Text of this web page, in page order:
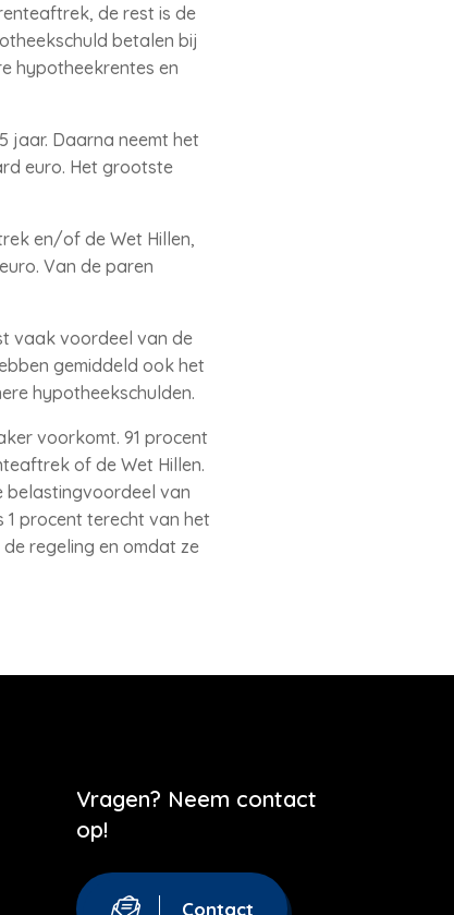
de rest is de
betalen bij
hypotheekrentes en
jaar. Daarna neemt het
euro. Het grootste
en/of de Wet Hillen,
Van de paren
vaak voordeel van de
gemiddeld ook het
hypotheekschulden.
voorkomt. 91 procent
of de Wet Hillen.
belastingvoordeel van
1 procent terecht van het
regeling en omdat ze
Vragen? Neem contact
op!
Contact